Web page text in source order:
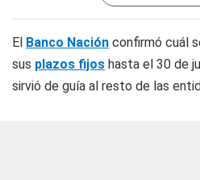
El Banco Nación confirmó cuál
sus plazos fijos hasta el 30 de
sirvió de guía al resto de las